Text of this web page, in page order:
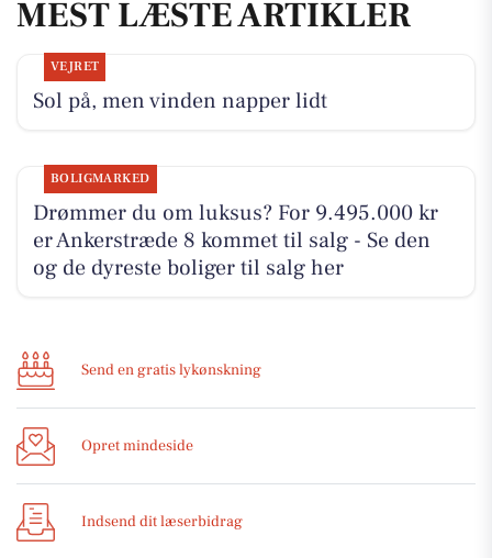
MEST LÆSTE ARTIKLER
VEJRET
Sol på, men vinden napper lidt
BOLIGMARKED
Drømmer du om luksus? For 9.495.000 kr
er Ankerstræde 8 kommet til salg - Se den
og de dyreste boliger til salg her
Send en gratis lykønskning
Opret mindeside
Indsend dit læserbidrag